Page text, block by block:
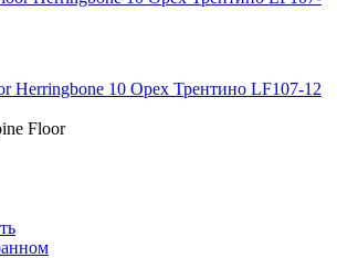
Herringbone 10 Орех Трентино LF107-12
Floor